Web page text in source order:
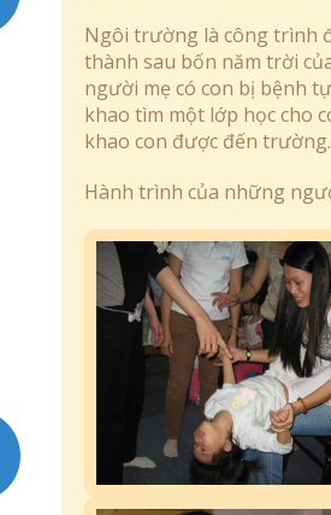
Ngôi trường là công trình
thành sau bốn năm trời
người mẹ có con bị bệnh
khao tìm một lớp học cho
khao con được đến
Hành trình của những